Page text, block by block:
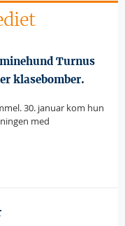
Turnus
klasebomber.
30. januar kom hun
med